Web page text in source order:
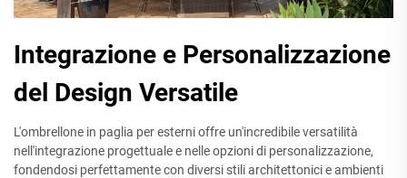
Integrazione e Personalizzazione
del Design Versatile
L'ombrellone in paglia per esterni offre un'incredibile versatilità
nell'integrazione progettuale e nelle opzioni di personalizzazione,
fondendosi perfettamente con diversi stili architettonici e ambienti